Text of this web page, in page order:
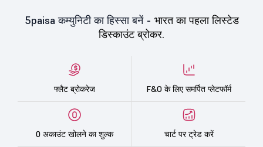
5paisa कम्युनिटी का हिस्सा बनें - भारत का पहला लिस्टेड
डिस्काउंट ब्रोकर.
फ्लैट ब्रोकरेज F&O के लिए समर्पित प्लेटफॉर्म
0 अकाउंट खोलने का शुल्क चार्ट पर ट्रेड करें